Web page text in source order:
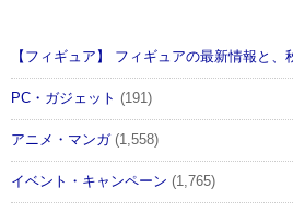
【フィギュア】 フィギュアの最新情報と
PC・ガジェット (191)
アニメ・マンガ(1,558)
イベント・キャンペーン (1,765)